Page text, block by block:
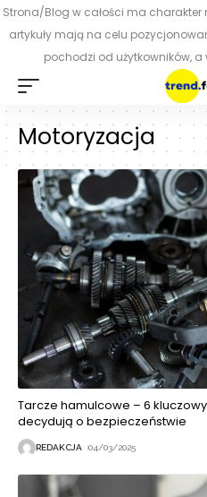
Strona/Blog w całości ma charakter
artykuły mają na celu
pochodzi od użytkowników, a
Motoryzacja
Tarcze hamulcowe – 6
decydują o bezpieczeństwie
REDAKCJA 04/03/2025